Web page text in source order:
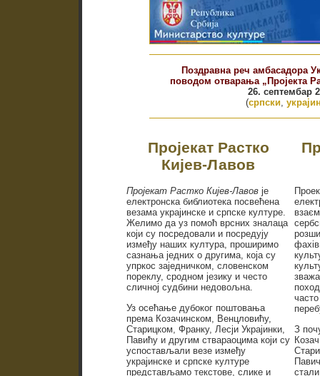
Поздравна реч амбасадора
поводом отварања „Пројекта
26. септембар
(српски,
Пројекат Растко
Кијев-Лавов
Пројекат Растко Кијев-Лавов је
електронска библиотека посвећена
везама украјинске и српске културе.
Желимо да уз помоћ врсних зналаца
који су посредовали и посредују
између наших култура, проширимо
сазнања једних о другима, која су
упркос заједничком, словенском
пореклу, сродном језику и често
сличној судбини недовољнa.
Уз осећање дубоког поштовања
према Козачинском, Венцловићу,
Старицком, Франку, Лесји Украјинки,
Павићу и другим ствараоцима који су
успостављали везе између
украјинске и српске културе
представљамо текстове, слике и
часто
З